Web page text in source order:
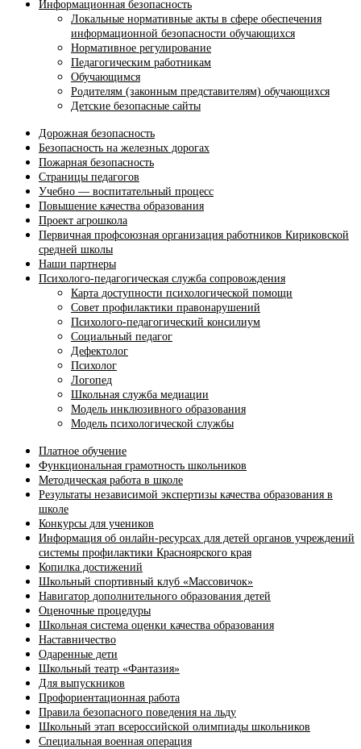
Информационная безопасность
Локальные нормативные акты в сфере обеспечения
информационной безопасности обучающихся
Нормативное регулирование
Педагогическим работникам
Обучающимся
Родителям (законным представителям) обучающихся
Детские безопасные сайты
Дорожная безопасность
Безопасность на железных дорогах
Пожарная безопасность
Страницы педагогов
Учебно — воспитательный процесс
Повышение качества образования
Проект агрошкола
Первичная профсоюзная организация работников Кириковской
средней школы
Наши партнеры
Психолого-педагогическая служба сопровождения
Карта доступности психологической помощи
Совет профилактики правонарушений
Психолого-педагогический консилиум
Социальный педагог
Дефектолог
Психолог
Логопед
Школьная служба медиации
Модель инклюзивного образования
Модель психологической службы
Платное обучение
Функциональная грамотность школьников
Методическая работа в школе
Результаты независимой экспертизы качества образования в
школе
Конкурсы для учеников
Информация об онлайн-ресурсах для детей органов учреждений
системы профилактики Красноярского края
Копилка достижений
Школьный спортивный клуб «Массовичок»
Навигатор дополнительного образования детей
Оценочные процедуры
Школьная система оценки качества образования
Наставничество
Одаренные дети
Школьный театр «Фантазия»
Для выпускников
Профориентационная работа
Правила безопасного поведения на льду
Школьный этап всероссийской олимпиады школьников
Специальная военная операция